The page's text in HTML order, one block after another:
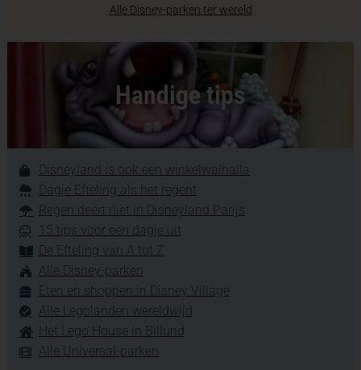
Alle Disney-parken ter wereld
Handige tips
Disneyland is ook een winkelwalhalla
Dagje Efteling als het regent
Regen deert niet in Disneyland Parijs
15 tips voor een dagje uit
De Efteling van A tot Z
Alle Disney-parken
Eten en shoppen in Disney Village
Alle Legolanden wereldwijd
Het Lego House in Billund
Alle Universal-parken